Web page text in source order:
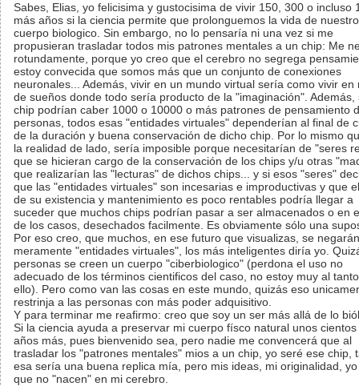
Sabes, Elias, yo felicisima y gustocisima de vivir 150, 300 o incluso
más años si la ciencia permite que prolonguemos la vida de nuestro
cuerpo biologico. Sin embargo, no lo pensaría ni una vez si me
propusieran trasladar todos mis patrones mentales a un chip: Me
rotundamente, porque yo creo que el cerebro no segrega
estoy convecida que somos más que un conjunto de conexiones
neuronales... Además, vivir en un mundo virtual sería como vivir en
de sueños donde todo sería producto de la "imaginación". Además,
chip podrían caber 1000 o 10000 o más patrones de pensamiento
personas, todos esas "entidades virtuales" dependerían al final de
de la duración y buena conservación de dicho chip. Por lo mismo
la realidad de lado, sería imposible porque necesitarían de "seres
que se hicieran cargo de la conservación de los chips y/u otras
que realizarían las "lecturas" de dichos chips... y si esos "seres"
que las "entidades virtuales" son incesarias e improductivas y que
de su existencia y mantenimiento es poco rentables podría llegar a
suceder que muchos chips podrían pasar a ser almacenados o en
de los casos, desechados facilmente. Es obviamente sólo una
Por eso creo, que muchos, en ese futuro que visualizas, se
meramente "entidades virtuales", los más inteligentes diría yo.
personas se creen un cuerpo "ciberbiologico" (perdona el uso no
adecuado de los términos cientificos del caso, no estoy muy al
ello). Pero como van las cosas en este mundo, quizás eso
restrinja a las personas con más poder adquisitivo.
Y para terminar me reafirmo: creo que soy un ser más allá de lo
Si la ciencia ayuda a preservar mi cuerpo físco natural unos cientos
años más, pues bienvenido sea, pero nadie me convencerá que al
trasladar los "patrones mentales" mios a un chip, yo seré ese chip,
esa sería una buena replica mía, pero mis ideas, mi originalidad,
que no "nacen" en mi cerebro.